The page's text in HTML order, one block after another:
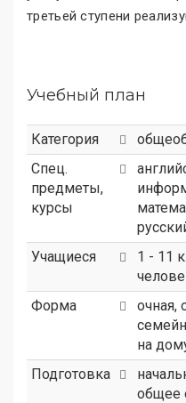
третьей ступени
Учебный план
Категория
Спец.
предметы,
курсы
Учащиеся
1 - 11
Форма
очная,
на
Подготовка
общее